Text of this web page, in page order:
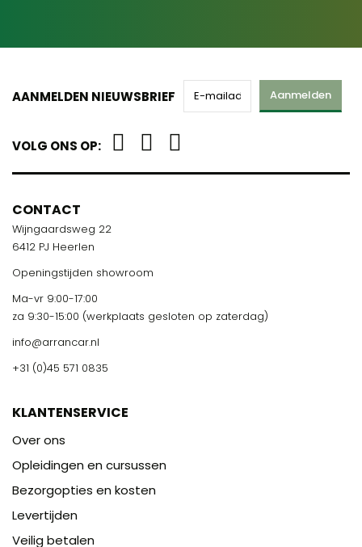
AANMELDEN NIEUWSBRIEF Aanmelden
VOLG ONS OP:
CONTACT
Wijngaardsweg 22
6412 PJ Heerlen
Openingstijden showroom
Ma-vr 9:00-17:00
za 9:30-15:00 (werkplaats gesloten op zaterdag)
info@arrancar.nl
+31 (0)45 571 0835
KLANTENSERVICE
Over ons
Opleidingen en cursussen
Bezorgopties en kosten
Levertijden
Veilig betalen